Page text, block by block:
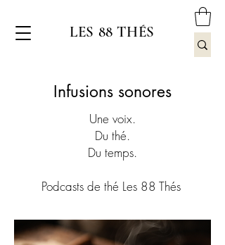
LES 88 THÉS
Infusions sonores
Une voix.
Du thé.
Du temps.
Podcasts de thé Les 88 Thés